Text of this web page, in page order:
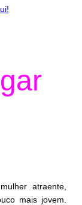
atraente,
mais jovem.